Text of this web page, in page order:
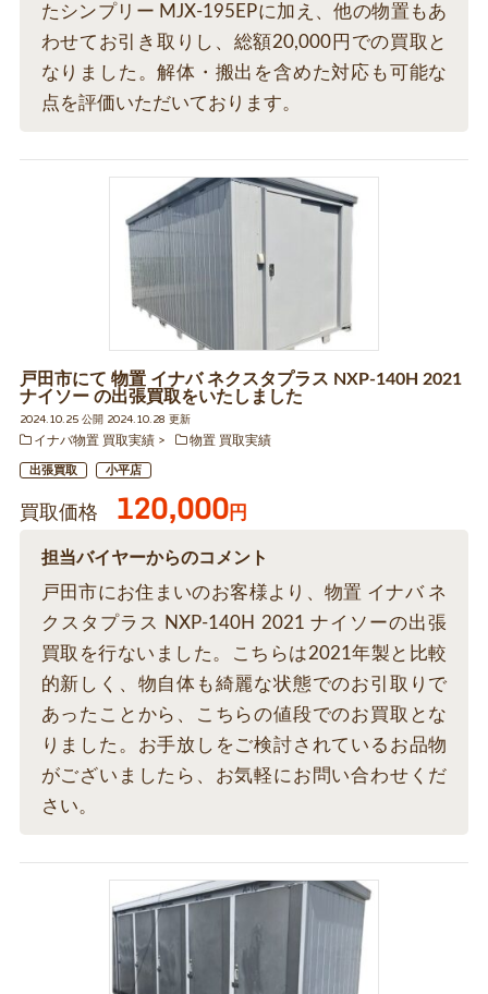
たシンプリー MJX-195EPに加え、他の物置もあ
わせてお引き取りし、総額20,000円での買取と
なりました。解体・搬出を含めた対応も可能な
点を評価いただいております。
戸田市にて 物置 イナバ ネクスタプラス NXP-140H 2021
ナイソー の出張買取をいたしました
2024.10.25 公開 2024.10.28 更新
イナバ物置 買取実績
物置 買取実績
出張買取 小平店
買取価格 120,000円
担当バイヤーからのコメント
戸田市にお住まいのお客様より、物置 イナバ ネ
クスタプラス NXP-140H 2021 ナイソーの出張
買取を行ないました。こちらは2021年製と比較
的新しく、物自体も綺麗な状態でのお引取りで
あったことから、こちらの値段でのお買取とな
りました。お手放しをご検討されているお品物
がございましたら、お気軽にお問い合わせくだ
さい。